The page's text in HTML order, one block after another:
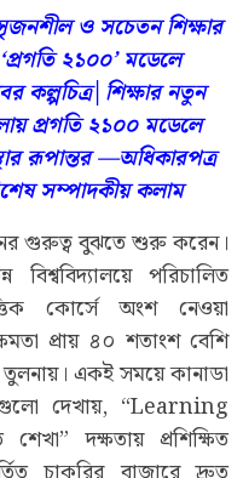
সৃজনশীল ও সচেতন শিক্ষার
২১০০’ মডেলে
কল্পচিত্র│শিক্ষার নতুন
প্রগতি ২১০০ মডেলে
রূপান্তর —অধিকারপত্র
সম্পাদকীয় কলাম
গুরুত্ব বুঝতে শুরু করেন।
পরিচালিত
কোর্সে অংশ নেওয়া
প্রায় ৪০ শতাংশ বেশি
তুলনায়। একই সময়ে কানাডা
দেখায়, “Learning
দক্ষতায় প্রশিক্ষিত